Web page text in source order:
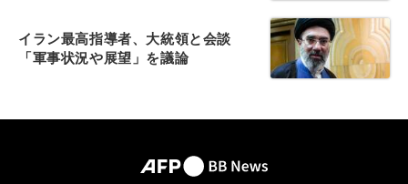
イラン最高指導者、大統領と会談
「軍事状況や展望」を議論